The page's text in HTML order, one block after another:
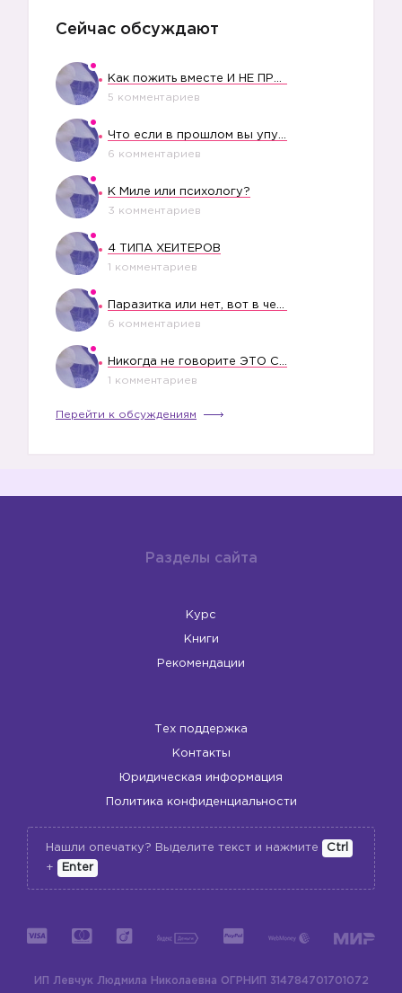
Сейчас обсуждают
Как пожить вместе И НЕ ПРОЛЕТЕТЬ СО СВАДЬБОЙ
5 комментариев
Что если в прошлом вы упустили свое счастье?
6 комментариев
К Миле или психологу?
3 комментариев
4 ТИПА ХЕЙТЕРОВ
1 комментариев
Паразитка или нет, вот в чем вопрос?
6 комментариев
Никогда не говорите ЭТО СВОЕМУ РЕБЕНКУ
1 комментариев
Перейти к обсуждениям
Разделы сайта
Курс
Книги
Рекомендации
Тех поддержка
Контакты
Юридическая информация
Политика конфиденциальности
Нашли опечатку? Выделите текст и нажмите
Ctrl
+
Enter
ИП Левчук Людмила Николаевна ОГРНИП 314784701701072